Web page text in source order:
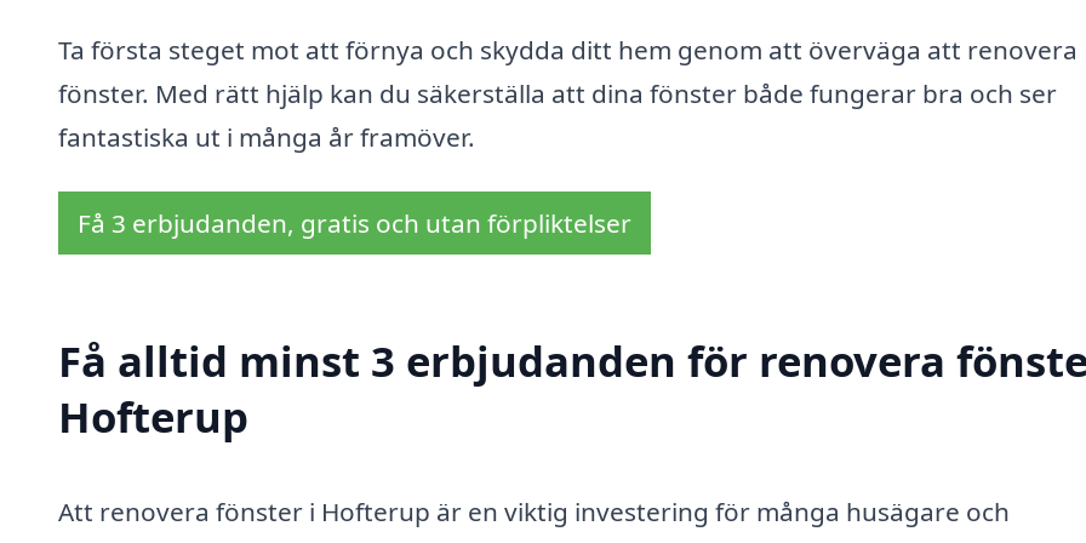
Ta första steget mot att förnya och skydda ditt hem genom att överväga att renovera
fönster. Med rätt hjälp kan du säkerställa att dina fönster både fungerar bra och ser
fantastiska ut i många år framöver.
Få 3 erbjudanden, gratis och utan förpliktelser
Få alltid minst 3 erbjudanden för renovera
Hofterup
Att renovera fönster i Hofterup är en viktig investering för många husägare och